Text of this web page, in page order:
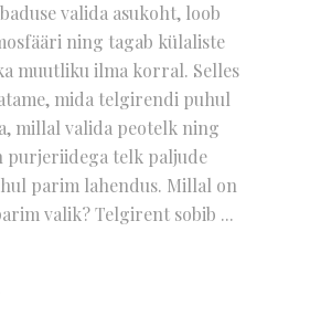
valida asukoht, loob
ning tagab külaliste
muutliku ilma korral. Selles
mida telgirendi puhul
millal valida peotelk ning
purjeriidega telk paljude
parim lahendus. Millal on
valik? Telgirent sobib